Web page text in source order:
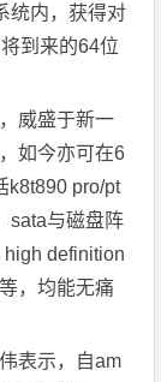
统内，获得对
到来的64位
威盛于新一
如今亦可在6
k8t890 pro/pt
sata与磁盘阵
definition
，均能无痛
表示，自am